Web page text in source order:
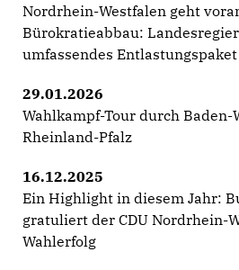
Nordrhein-Westfalen geht
Bürokratieabbau:
umfassendes Entlastungspaket
29.01.2026
Wahlkampf-Tour durch
Rheinland-Pfalz
16.12.2025
Ein Highlight in diesem Jahr:
gratuliert der CDU Nordrhein-
Wahlerfolg